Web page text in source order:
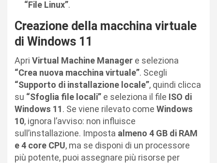
“File Linux”.
Creazione della macchina virtuale
di Windows 11
Apri Virtual Machine Manager e seleziona
“Crea nuova macchina virtuale”. Scegli
“Supporto di installazione locale”, quindi clicca
su “Sfoglia file locali” e seleziona il file ISO di
Windows 11. Se viene rilevato come Windows
10, ignora l’avviso: non influisce
sull’installazione. Imposta almeno 4 GB di RAM
e 4 core CPU, ma se disponi di un processore
più potente, puoi assegnare più risorse per